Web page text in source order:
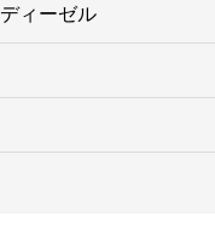
ディーゼル